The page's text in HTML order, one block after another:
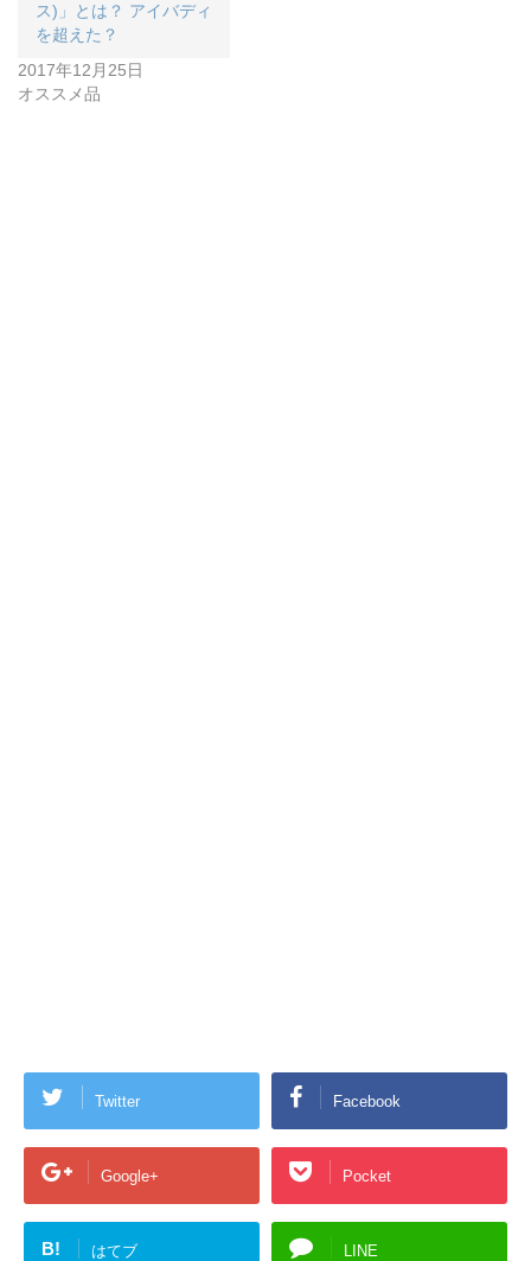
ス)」とは？ アイバディ
を超えた？
2017年12月25日
オススメ品
Twitter Facebook
Google+ Pocket
B! はてブ LINE